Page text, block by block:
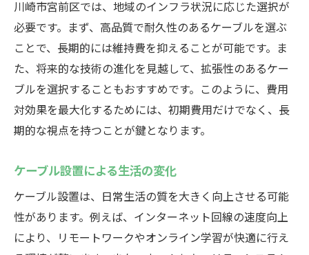
川崎市宮前区では、地域のインフラ状況に応じた選択が
必要です。まず、高品質で耐久性のあるケーブルを選ぶ
ことで、長期的には維持費を抑えることが可能です。ま
た、将来的な技術の進化を見越して、拡張性のあるケー
ブルを選択することもおすすめです。このように、費用
対効果を最大化するためには、初期費用だけでなく、長
期的な視点を持つことが鍵となります。
ケーブル設置による生活の変化
ケーブル設置は、日常生活の質を大きく向上させる可能
性があります。例えば、インターネット回線の速度向上
により、リモートワークやオンライン学習が快適に行え